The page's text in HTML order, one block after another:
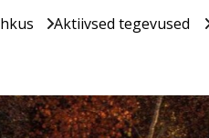
Aktiivsed tegevused